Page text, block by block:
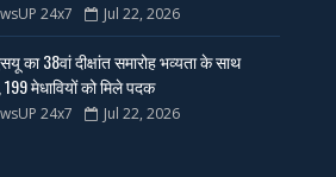
24x7 Jul 22, 2026
का 38वां दीक्षांत समारोह भव्यता के साथ
मेधावियों को मिले पदक
24x7 Jul 22, 2026